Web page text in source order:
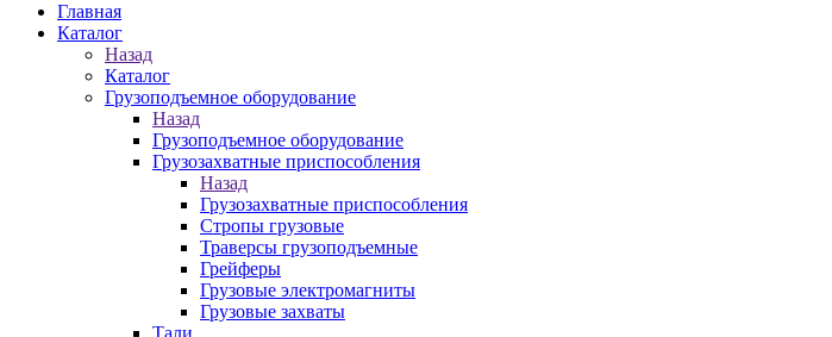
Главная
Каталог
Назад
Каталог
Грузоподъемное оборудование
Назад
Грузоподъемное оборудование
Грузозахватные приспособления
Назад
Грузозахватные приспособления
Стропы грузовые
Траверсы грузоподъемные
Грейферы
Грузовые электромагниты
Грузовые захваты
Тали